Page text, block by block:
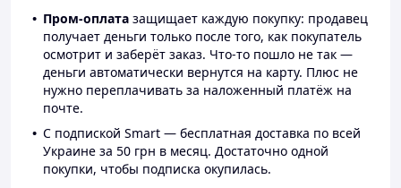
Пром-оплата защищает каждую покупку: продавец
получает деньги только после того, как покупатель
осмотрит и заберёт заказ. Что-то пошло не так —
деньги автоматически вернутся на карту. Плюс не
нужно переплачивать за наложенный платёж на
почте.
С подпиской Smart — бесплатная доставка по всей
Украине за 50 грн в месяц. Достаточно одной
покупки, чтобы подписка окупилась.